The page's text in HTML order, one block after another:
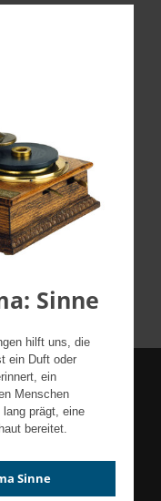
Sinne
hilft uns, die
ein Duft oder
ein
Menschen
prägt, eine
bereitet.
Sinne